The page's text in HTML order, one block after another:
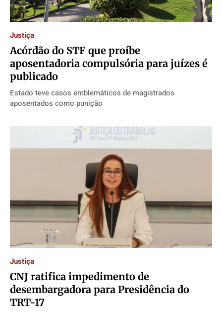
Justiça
Acórdão do STF que proíbe
aposentadoria compulsória para juízes é
publicado
Estado teve casos emblemáticos de magistrados
aposentados como punição
Justiça
CNJ ratifica impedimento de
desembargadora para Presidência do
TRT-17